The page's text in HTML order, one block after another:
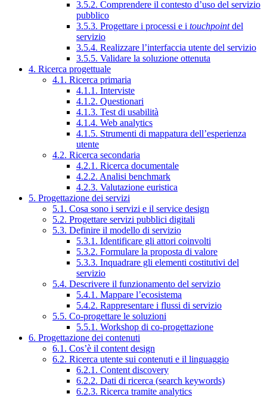
3.5.2. Comprendere il contesto d’uso del servizio
pubblico
3.5.3. Progettare i processi e i touchpointdel
servizio
3.5.4. Realizzare l’interfaccia utente del servizio
3.5.5. Validare la soluzione ottenuta
4. Ricerca progettuale
4.1. Ricerca primaria
4.1.1. Interviste
4.1.2. Questionari
4.1.3. Test di usabilità
4.1.4. Web analytics
4.1.5. Strumenti di mappatura dell’esperienza
utente
4.2. Ricerca secondaria
4.2.1. Ricerca documentale
4.2.2. Analisi benchmark
4.2.3. Valutazione euristica
5. Progettazione dei servizi
5.1. Cosa sono i servizi e il service design
5.2. Progettare servizi pubblici digitali
5.3. Definire il modello di servizio
5.3.1. Identificare gli attori coinvolti
5.3.2. Formulare la proposta di valore
5.3.3. Inquadrare gli elementi costitutivi del
servizio
5.4. Descrivere il funzionamento del servizio
5.4.1. Mappare l’ecosistema
5.4.2. Rappresentare i flussi di servizio
5.5. Co-progettare le soluzioni
5.5.1. Workshop di co-progettazione
6. Progettazione dei contenuti
6.1. Cos’è il content design
6.2. Ricerca utente sui contenuti e il linguaggio
6.2.1. Content discovery
6.2.2. Dati di ricerca (search keywords)
6.2.3. Ricerca tramite analytics